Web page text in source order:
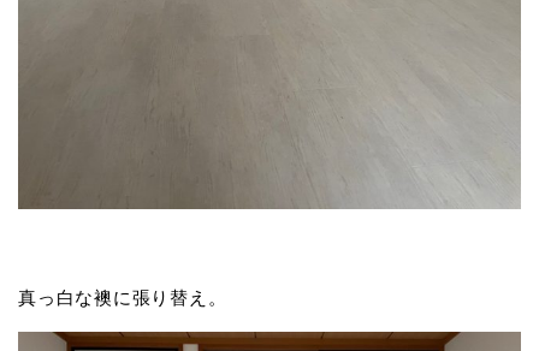
真っ白な襖に張り替え。